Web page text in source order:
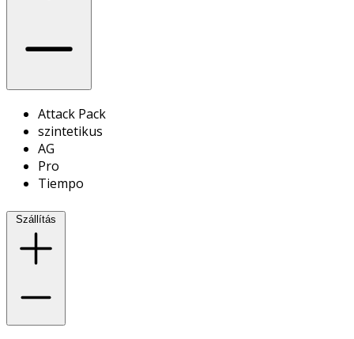
Attack Pack
szintetikus
AG
Pro
Tiempo
Szállítás